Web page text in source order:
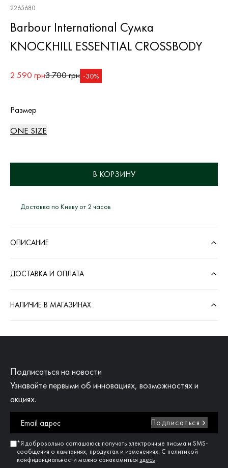
2265680
Barbour International Сумка
KNOCKHILL ESSENTIAL CROSSBODY
2.590 грн3.700 грн -30%
Размер
ONE SIZE
В КОРЗИНУ
Доставка по Києву от 2 часов
ОПИСАНИЕ
ДОСТАВКА И ОПЛАТА
НАЛИЧИЕ В МАГАЗИНАХ
Подписаться на новости
Узнавайте первыми об инновациях, возможностях и
акциях.
Подписаться
*Я добровольно соглашаюсь получать электронные письма и SMS-
сообщения о кампаниях, продуктах и изменениях. С политикой
конфиденциальности можно ознакомиться здесь .